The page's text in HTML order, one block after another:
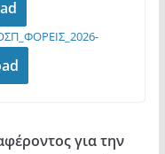
για την